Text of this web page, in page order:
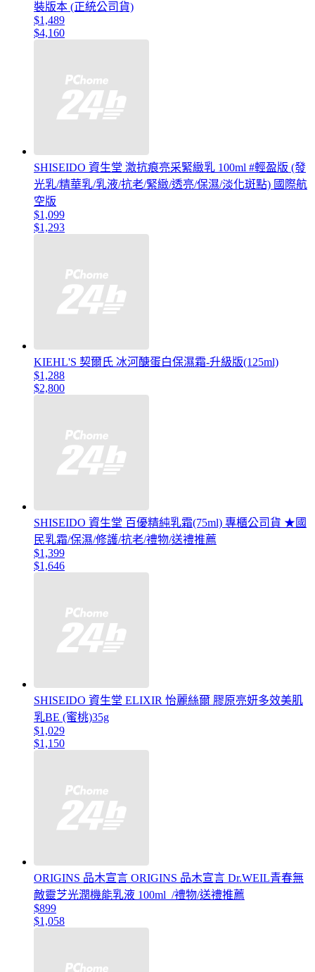
裝版本 (正統公司貨)
$1,489
$4,160
SHISEIDO 資生堂 激抗痕亮采緊緻乳 100ml #輕盈版 (發
光乳/精華乳/乳液/抗老/緊緻/透亮/保濕/淡化斑點) 國際航
空版
$1,099
$1,293
KIEHL'S 契爾氏 冰河醣蛋白保濕霜-升級版(125ml)
$1,288
$2,800
SHISEIDO 資生堂 百優精純乳霜(75ml) 專櫃公司貨 ★國
民乳霜/保濕/修護/抗老/禮物/送禮推薦
$1,399
$1,646
SHISEIDO 資生堂 ELIXIR 怡麗絲爾 膠原亮妍多效美肌
乳BE (蜜桃)35g
$1,029
$1,150
ORIGINS 品木宣言 ORIGINS 品木宣言 Dr.WEIL青春無
敵靈芝光潤機能乳液 100ml_/禮物/送禮推薦
$899
$1,058